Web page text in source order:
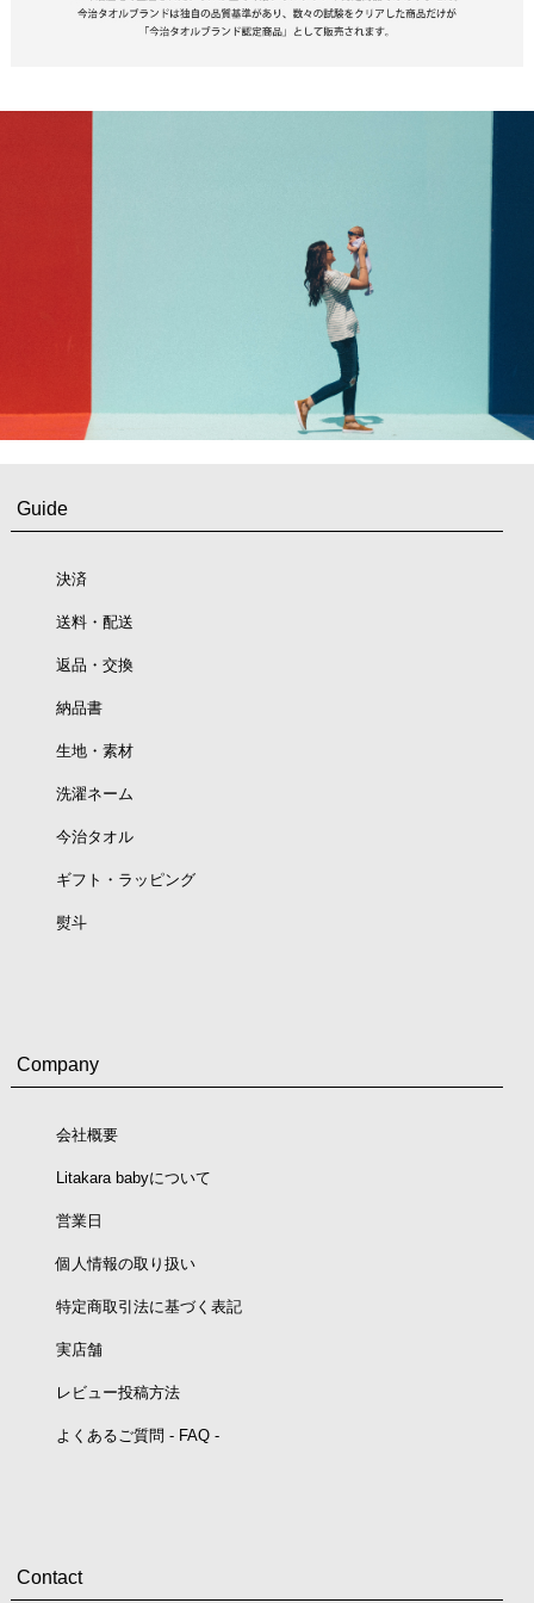
Guide
決済
送料・配送
返品・交換
納品書
生地・素材
洗濯ネーム
今治タオル
ギフト・ラッピング
熨斗
Company
会社概要
Litakara babyについて
営業日
個人情報の取り扱い
特定商取引法に基づく表記
実店舗
レビュー投稿方法
よくあるご質問 - FAQ -
Contact